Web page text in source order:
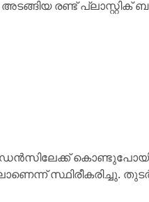
രണ്ട്
സ്ഥിരീകരിച്ചു.